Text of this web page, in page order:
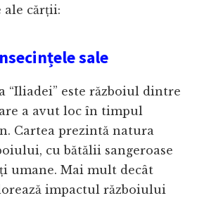
cărții:
sale
“Iliadei” este războiul dintre
a avut loc în timpul
Cartea prezintă natura
cu bătălii sangeroase
umane. Mai mult decât
impactul războiului